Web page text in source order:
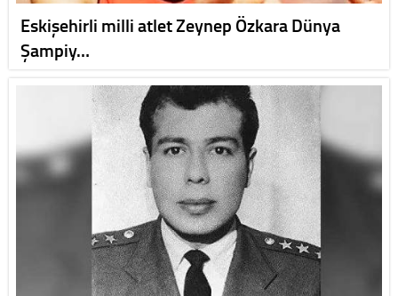
Eskişehirli milli atlet Zeynep Özkara Dünya
Şampiy…